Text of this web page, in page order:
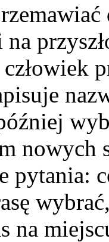
nowych
pytania:
na